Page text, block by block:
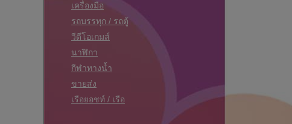
เครื่องมือ
รถบรรทุก / รถตู้
วีดีโอเกมส์
นาฬิกา
กีฬาทางน้ำ
ขายส่ง
เรือยอชท์ / เรือ